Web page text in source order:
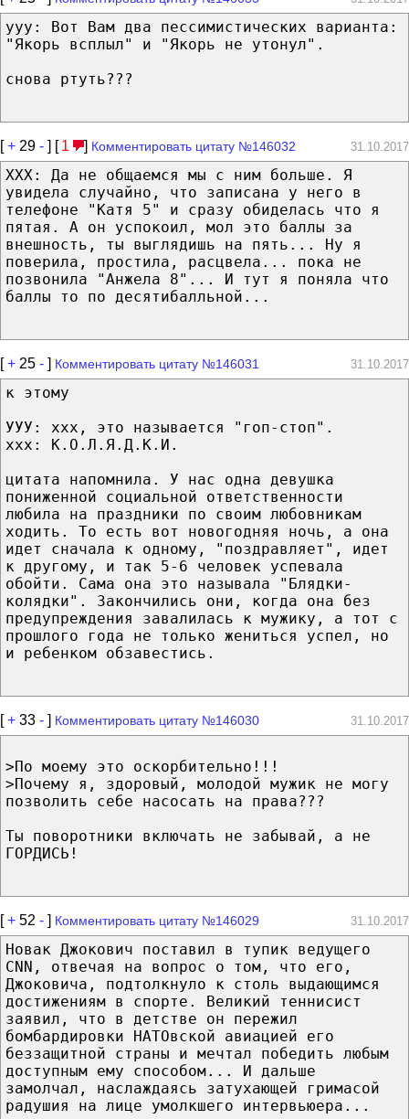
yyy: Вот Вам два пессимистических варианта:
"Якорь всплыл" и "Якорь не утонул".
снова ртуть???
[+ 29 - ] [ 1 ] Комментировать цитату №146032 31.10.2017
XXX: Да не общаемся мы с ним больше. Я
увидела случайно, что записана у него в
телефоне "Катя 5" и сразу обиделась что я
пятая. А он успокоил, мол это баллы за
внешность, ты выглядишь на пять... Ну я
поверила, простила, расцвела... пока не
позвонила "Анжела 8"... И тут я поняла что
баллы то по десятибалльной...
[+ 25 - ] Комментировать цитату №146031 31.10.2017
к этому
УУУ: ххх, это называется "гоп-стоп".
ххх: К.О.Л.Я.Д.К.И.
цитата напомнила. У нас одна девушка
пониженной социальной ответственности
любила на праздники по своим любовникам
ходить. То есть вот новогодняя ночь, а она
идет сначала к одному, "поздравляет", идет
к другому, и так 5-6 человек успевала
обойти. Сама она это называла "Блядки-
колядки". Закончились они, когда она без
предупреждения завалилась к мужику, а тот с
прошлого года не только жениться успел, но
и ребенком обзавестись.
[+ 33 - ] Комментировать цитату №146030 31.10.2017
>По моему это оскорбительно!!!
>Почему я, здоровый, молодой мужик не могу
позволить себе насосать на права???
Ты поворотники включать не забывай, а не
ГОРДИСЬ!
[+ 52 - ] Комментировать цитату №146029 31.10.2017
Новак Джокович поставил в тупик ведущего
CNN, отвечая на вопрос о том, что его,
Джоковича, подтолкнуло к столь выдающимся
достижениям в спорте. Великий теннисист
заявил, что в детстве он пережил
бомбардировки НАТОвской авиацией его
беззащитной страны и мечтал победить любым
доступным ему способом... И дальше
замолчал, наслаждаясь затухающей гримасой
радушия на лице умолкшего интервьюера...